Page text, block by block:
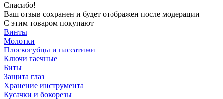
Спасибо!
Ваш отзыв сохранен и будет отображен после модерации
С этим товаром покупают
Винты
Молотки
Плоскогубцы и пассатижи
Ключи гаечные
Биты
Защита глаз
Хранение инструмента
Кусачки и бокорезы